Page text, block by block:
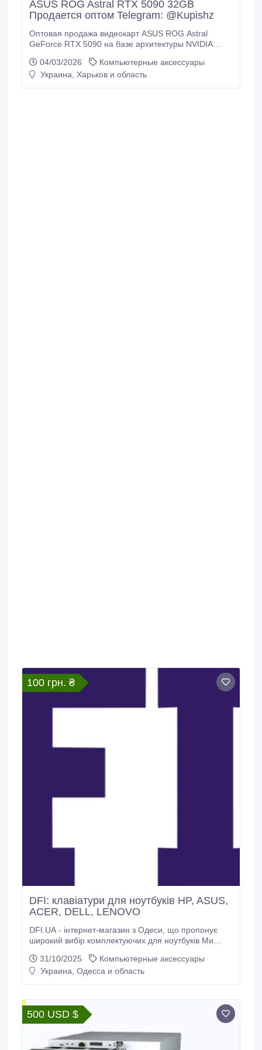
ASUS ROG Astral RTX 5090 32GB
Продается оптом Telegram: @Kupishz
Оптовая продажа видеокарт ASUS ROG Astral
GeForce RTX 5090 на базе архитектуры NVIDIA
GDDR7, 512-битной шиной и частотой до ~2, 6 ГГц
(разгон), поддержкой PCIe 5.0 и DLSS 4 для
04/03/2026
Компьютерные аксессуары
Украина, Харьков и область
100 грн. ₴
DFI: клавіатури для ноутбуків HP, ASUS,
ACER, DELL, LENOVO
DFI.UA - інтернет-магазин з Одеси, що пропонує
широкий вибір комплектуючих для ноутбуків Ми
ноутбуків усіх відомих брендів від клавіатур і
матриць до батарей, блоків живлення, корпусів, плат
зусиль.
31/10/2025
Компьютерные аксессуары
Украина, Одесса и область
500 USD $